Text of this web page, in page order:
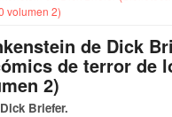
de Dick
de terror de
2)
Dick Briefer.